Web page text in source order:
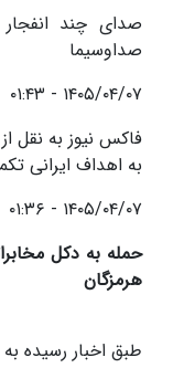
صدای چند
صداوسیما
۱۴۰۵/۰۴/۰۷ - ۰۱:۴۳
فاکس نیوز به نقل
به اهداف ایرانی
۱۴۰۵/۰۴/۰۷ - ۰۱:۳۶
حمله به دکل
هرمزگان
طبق اخبار رسیده به